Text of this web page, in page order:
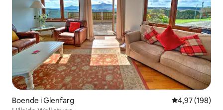
Boende i Glenfarg 4,97 av 5 i
4,97 (198)